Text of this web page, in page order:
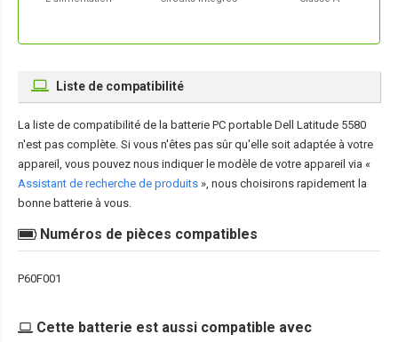
Liste de compatibilité
La liste de compatibilité de la batterie PC portable Dell Latitude 5580
n'est pas complète. Si vous n'êtes pas sûr qu'elle soit adaptée à votre
appareil, vous pouvez nous indiquer le modèle de votre appareil via «
Assistant de recherche de produits », nous choisirons rapidement la
bonne batterie à vous.
Numéros de pièces compatibles
P60F001
Cette batterie est aussi compatible avec